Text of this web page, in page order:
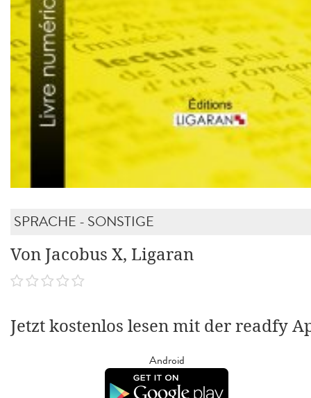
SPRACHE - SONSTIGE
Von Jacobus X, Ligaran
Jetzt kostenlos lesen mit der readfy
Android